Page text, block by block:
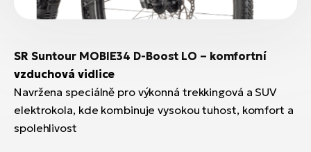
SR Suntour MOBIE34 D-Boost LO – komfortní
vzduchová vidlice
Navržena speciálně pro výkonná trekkingová a SUV
elektrokola, kde kombinuje vysokou tuhost, komfort a
spolehlivost